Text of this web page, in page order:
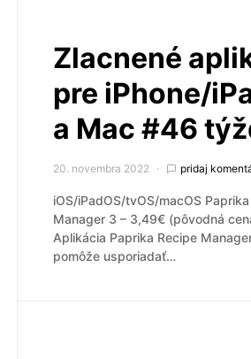
Zlacnené
pre iPhone/
a Mac #46
20. novembra 2022 pridaj
iOS/iPadOS/tvOS/macOS
Manager 3 – 3,49€ (pôvodná
Aplikácia Paprika Recipe
pomôže usporiadať…